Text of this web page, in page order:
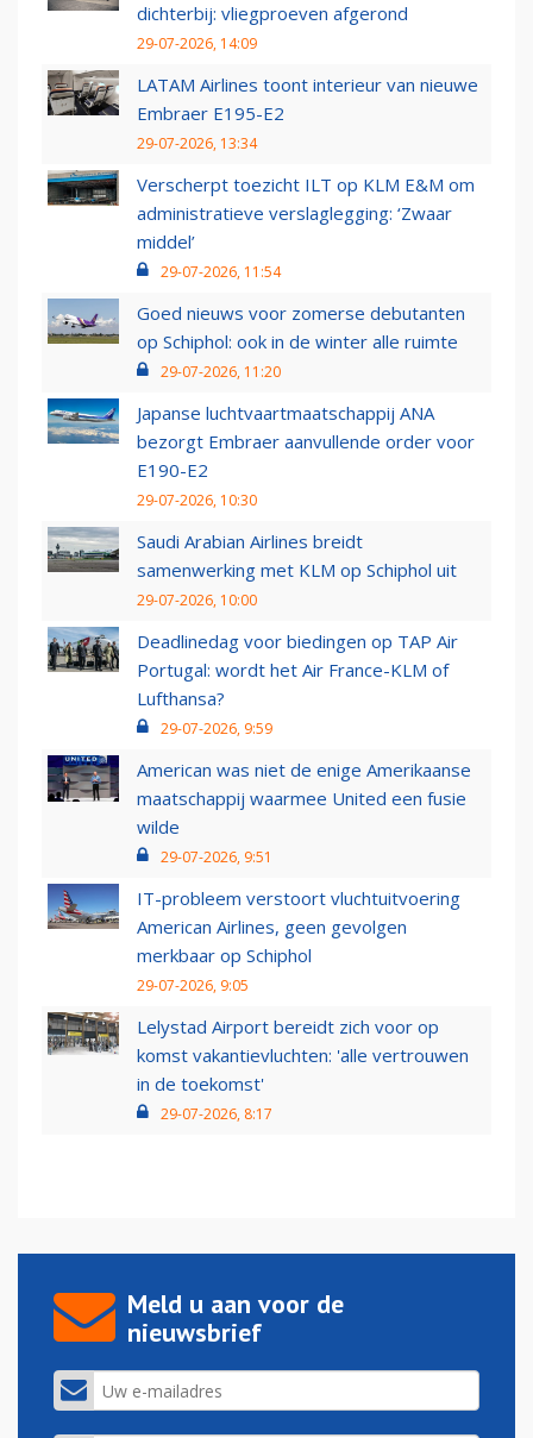
dichterbij: vliegproeven afgerond
29-07-2026, 14:09
LATAM Airlines toont interieur van nieuwe
Embraer E195-E2
29-07-2026, 13:34
Verscherpt toezicht ILT op KLM E&M om
administratieve verslaglegging: ‘Zwaar
middel’
29-07-2026, 11:54
Goed nieuws voor zomerse debutanten
op Schiphol: ook in de winter alle ruimte
29-07-2026, 11:20
Japanse luchtvaartmaatschappij ANA
bezorgt Embraer aanvullende order voor
E190-E2
29-07-2026, 10:30
Saudi Arabian Airlines breidt
samenwerking met KLM op Schiphol uit
29-07-2026, 10:00
Deadlinedag voor biedingen op TAP Air
Portugal: wordt het Air France-KLM of
Lufthansa?
29-07-2026, 9:59
American was niet de enige Amerikaanse
maatschappij waarmee United een fusie
wilde
29-07-2026, 9:51
IT-probleem verstoort vluchtuitvoering
American Airlines, geen gevolgen
merkbaar op Schiphol
29-07-2026, 9:05
Lelystad Airport bereidt zich voor op
komst vakantievluchten: 'alle vertrouwen
in de toekomst'
29-07-2026, 8:17
Meld u aan voor de
nieuwsbrief